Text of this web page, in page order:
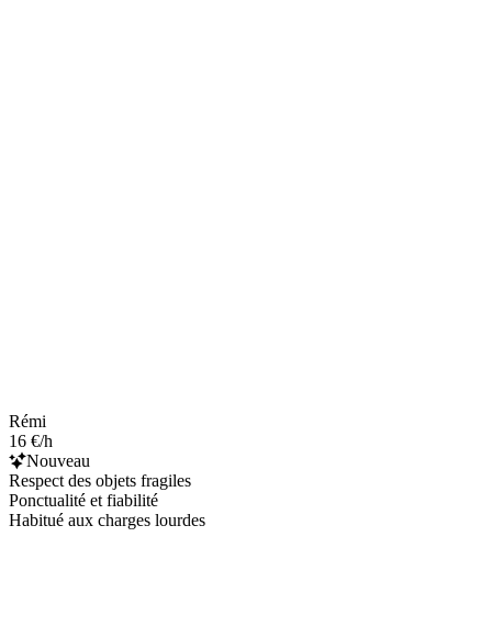
Rémi
16 €/h
Nouveau
Respect des objets fragiles
Ponctualité et fiabilité
Habitué aux charges lourdes